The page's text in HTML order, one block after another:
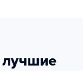
лучшие